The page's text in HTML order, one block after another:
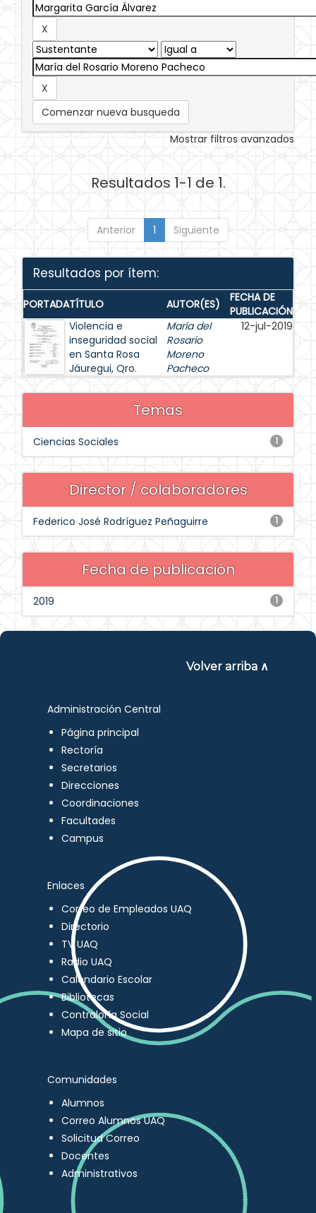
Comenzar nueva busqueda
Mostrar filtros avanzados
Resultados 1-1 de 1.
Anterior 1 Siguiente
Resultados por ítem:
PORTADATÍTULO AUTOR(ES)
FECHA DE
PUBLICACIÓN
Violencia e
inseguridad social
en Santa Rosa
Jáuregui, Qro.
María del
Rosario
Moreno
Pacheco
12-jul-2019
Temas
1
Ciencias Sociales
Director / colaboradores
1
Federico José Rodríguez Peñaguirre
Fecha de publicación
1
2019
Volver arriba ∧
Administración Central
Página principal
Rectoría
Secretarios
Direcciones
Coordinaciones
Facultades
Campus
Enlaces
Correo de Empleados UAQ
Directorio
TV UAQ
Radio UAQ
Calendario Escolar
Bibliotecas
Contraloría Social
Mapa de sitio
Comunidades
Alumnos
Correo Alumnos UAQ
Solicitud Correo
Docentes
Administrativos